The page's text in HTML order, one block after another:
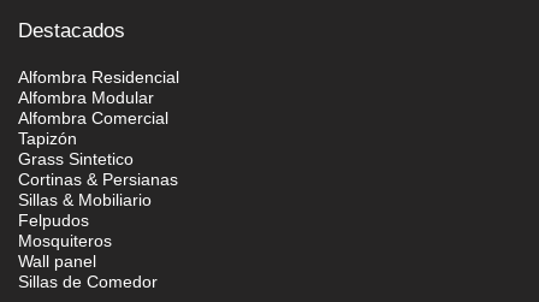
Destacados
Alfombra Residencial
Alfombra Modular
Alfombra Comercial
Tapizón
Grass Sintetico
Cortinas & Persianas
Sillas & Mobiliario
Felpudos
Mosquiteros
Wall panel
Sillas de Comedor